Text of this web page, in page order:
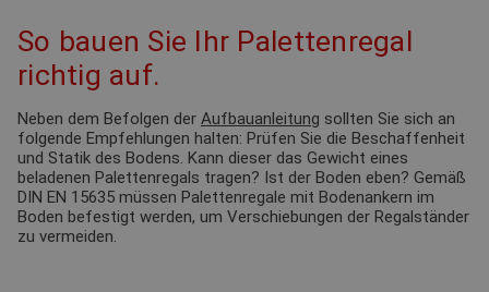
So bauen Sie Ihr Palettenregal
richtig auf.
Neben dem Befolgen der Aufbauanleitung sollten Sie sich an
folgende Empfehlungen halten: Prüfen Sie die Beschaffenheit
und Statik des Bodens. Kann dieser das Gewicht eines
beladenen Palettenregals tragen? Ist der Boden eben? Gemäß
DIN EN 15635 müssen Palettenregale mit Bodenankern im
Boden befestigt werden, um Verschiebungen der Regalständer
zu vermeiden.